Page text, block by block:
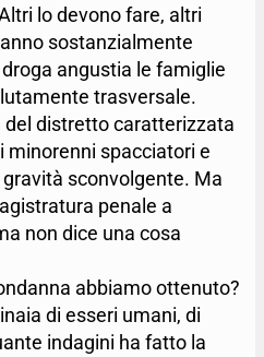
lo devono fare, altri
sostanzialmente
angustia le famiglie
trasversale.
del distretto caratterizzata
minorenni spacciatori e
sconvolgente. Ma
penale a
non dice una cosa
abbiamo ottenuto?
di esseri umani, di
indagini ha fatto la